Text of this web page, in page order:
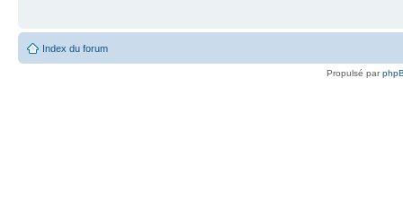
Index du forum
Propulsé par